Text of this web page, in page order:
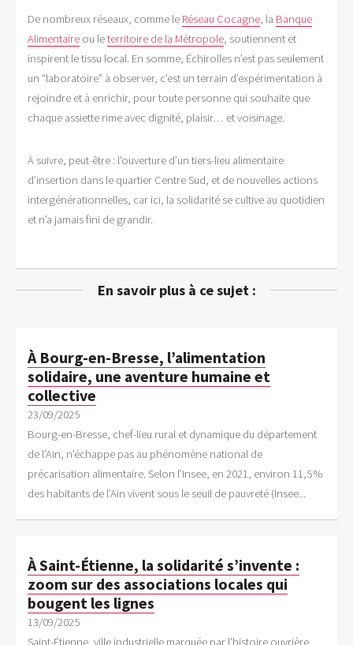
De nombreux réseaux, comme le Réseau Cocagne, la Banque
Alimentaire ou leterritoire de la Métropole, soutiennent et
inspirent le tissu local. En somme, Échirolles n’est pas seulement
un “laboratoire” à observer, c’est un terrain d’expérimentation à
rejoindre et à enrichir, pour toute personne qui souhaite que
chaque assiette rime avec dignité, plaisir… et voisinage.
À suivre, peut-être : l’ouverture d’un tiers-lieu alimentaire
d’insertion dans le quartier Centre Sud, et de nouvelles actions
intergénérationnelles, car ici, la solidarité se cultive au quotidien
et n’a jamais fini de grandir.
En savoir plus à ce sujet :
À Bourg-en-Bresse, l’alimentation
solidaire, une aventure humaine et
collective
23/09/2025
Bourg-en-Bresse, chef-lieu rural et dynamique du département
de l’Ain, n’échappe pas au phénomène national de
précarisation alimentaire. Selon l’Insee, en 2021, environ 11,5 %
des habitants de l’Ain vivent sous le seuil de pauvreté (Insee...
À Saint-Étienne, la solidarité s’invente :
zoom sur des associations locales qui
bougent les lignes
13/09/2025
Saint-Étienne, ville industrielle marquée par l’histoire ouvrière,